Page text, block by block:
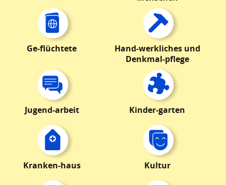
Ge-flüchtete
Hand-werkliches und
Denkmal-pflege
Jugend-arbeit Kinder-garten
Kranken-haus Kultur